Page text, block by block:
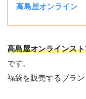
高島屋オンライン
高島屋オンラインス
です。
福袋を販売するブラン